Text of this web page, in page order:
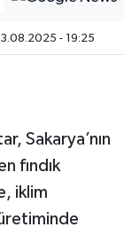
- 19:25
Sakarya’nın
fındık
iklim